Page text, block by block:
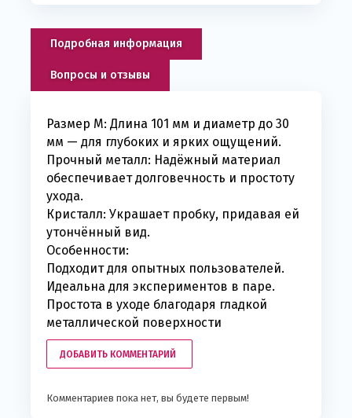
Подробная информация
Вопросы и отзывы
Размер M: Длина 101 мм и диаметр до 30
мм — для глубоких и ярких ощущений.
Прочный металл: Надёжный материал
обеспечивает долговечность и простоту
ухода.
Кристалл: Украшает пробку, придавая ей
утончённый вид.
Особенности:
Подходит для опытных пользователей.
Идеальна для экспериментов в паре.
Простота в уходе благодаря гладкой
металлической поверхности
ДОБАВИТЬ КОММЕНТАРИЙ
Комментариев пока нет, вы будете первым!